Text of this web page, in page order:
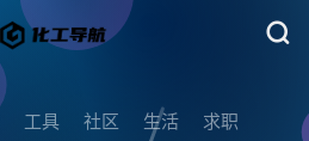
工具 社区 生活 求职